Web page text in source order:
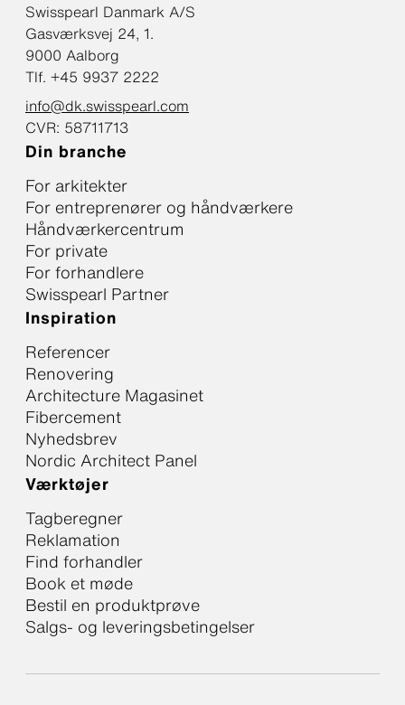
Swisspearl Danmark A/S
Gasværksvej 24, 1.
9000 Aalborg
Tlf. +45 9937 2222
info@dk.swisspearl.com
CVR: 58711713
Din branche
For arkitekter
For entreprenører og håndværkere
Håndværkercentrum
For private
For forhandlere
Swisspearl Partner
Inspiration
Referencer
Renovering
Architecture Magasinet
Fibercement
Nyhedsbrev
Nordic Architect Panel
Værktøjer
Tagberegner
Reklamation
Find forhandler
Book et møde
Bestil en produktprøve
Salgs- og leveringsbetingelser